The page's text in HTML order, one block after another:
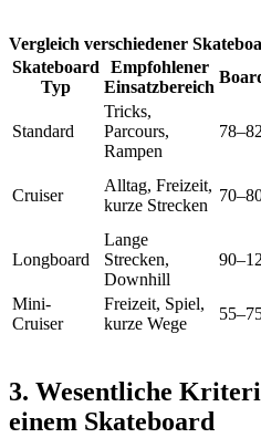
Vergleich verschiedener
Skateboard
Typ
Empfohlener
Einsatzbereich
Standard
Tricks,
Parcours,
Rampen
Cruiser
Alltag, Freizeit,
kurze Strecken
Longboard
Lange
Strecken,
Downhill
Mini-
Cruiser
Freizeit, Spiel,
kurze Wege
3. Wesentliche
einem Skateboard